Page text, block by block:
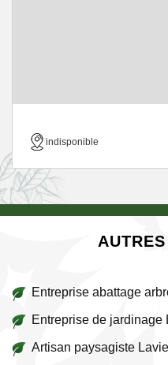
indisponible
Entreprise abattage
Entreprise de jardinage
Artisan paysagiste